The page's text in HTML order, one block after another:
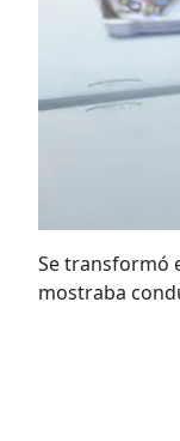
Se transformó
mostraba